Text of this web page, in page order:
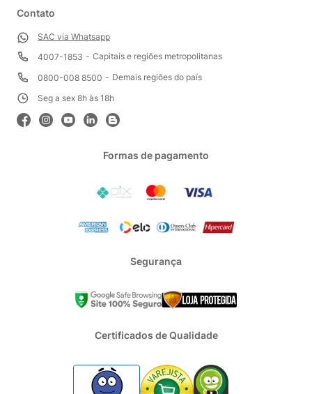
Contato
SAC via Whatsapp
4007-1853
Capitais e regiões metropolitanas
0800-008 8500
Demais regiões do país
Seg a sex 8h às 18h
Formas de pagamento
Segurança
Certificados de Qualidade